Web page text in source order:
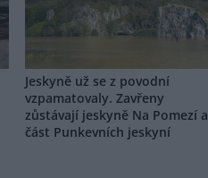
Jeskyně už se z povodní
vzpamatovaly. Zavřeny
zůstávají jeskyně Na Pomezí a
část Punkevních jeskyní